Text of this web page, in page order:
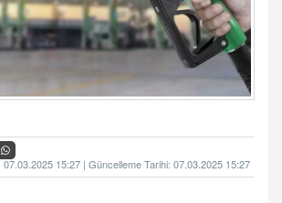
07.03.2025 15:27 | Güncelleme Tarihi: 07.03.2025 15:27